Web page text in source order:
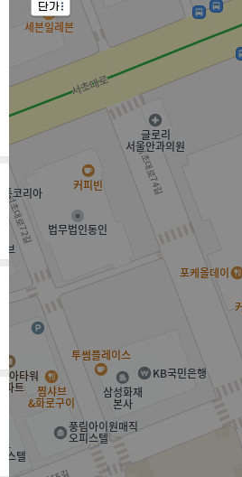
단가